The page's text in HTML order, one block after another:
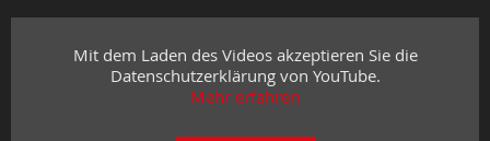
Mit dem Laden des Videos akzeptieren Sie die
Datenschutzerklärung von YouTube.
Mehr erfahren